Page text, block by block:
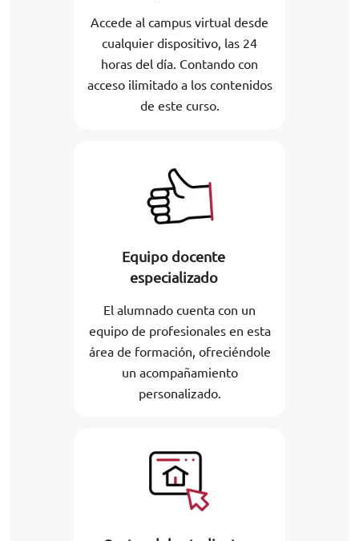
Accede al campus virtual desde
cualquier dispositivo, las 24
horas del día. Contando con
acceso ilimitado a los contenidos
de este curso.
Equipo docente
especializado
El alumnado cuenta con un
equipo de profesionales en esta
área de formación, ofreciéndole
un acompañamiento
personalizado.